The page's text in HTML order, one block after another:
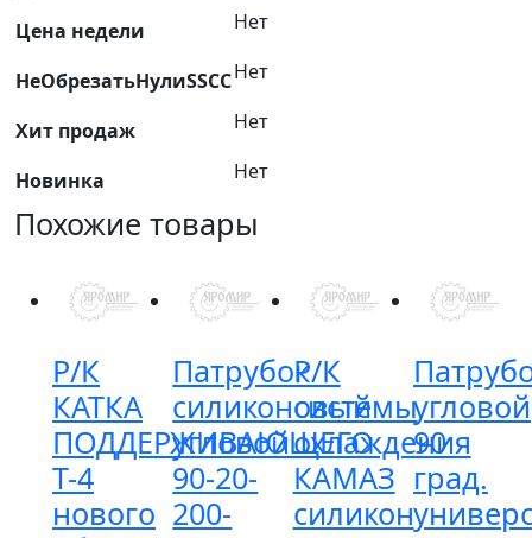
Цена недели Нет
НеОбрезатьНулиSSCCНет
Хит продаж Нет
Новинка Нет
Похожие товары
Р/К
КАТКА
ПОДДЕРЖИВАЮЩЕГО
Т-4
нового
Патрубок
силиконовый
угловой
90-20-
200-
Р/К
системы
охлаждения
КАМАЗ
силикон
угловой
90
град.